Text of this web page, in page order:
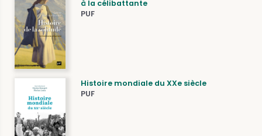
à la célibattante
PUF
Histoire mondiale du XXe siècle
PUF